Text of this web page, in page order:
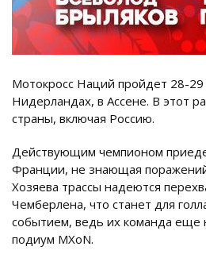
Мотокросс Наций пройдет 28-29
Нидерландах, в Ассене. В этот
страны, включая Россию.
Действующим чемпионом
Франции, не знающая
Хозяева трассы надеются
Чемберлена, что станет для
событием, ведь их команда еще
подиум MXoN.